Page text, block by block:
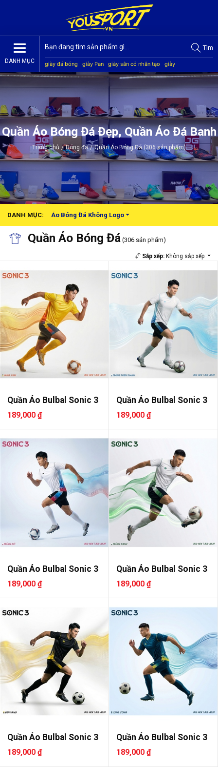
DANH MỤC
Tìm
giày đá bóng giày Pan giày sân cỏ nhân tạo
giày
Jogarbola
giày Mitre giày Akka quần áo bóng đá
giày
Quần Áo Bóng Đá Đẹp, Quần Áo Đá Banh
Trang chủ / Bóng đá / Quần Áo Bóng Đá (306 sản phẩm)
DANH MỤC: Áo Bóng Đá Không Logo
Quần Áo Bóng Đá (306 sản phẩm)
Sắp xếp:Không sắp xếp
Quần Áo Bulbal Sonic 3
189,000 ₫
Quần Áo Bulbal Sonic 3
189,000 ₫
Quần Áo Bulbal Sonic 3
189,000 ₫
Quần Áo Bulbal Sonic 3
189,000 ₫
Quần Áo Bulbal Sonic 3
189,000 ₫
Quần Áo Bulbal Sonic 3
189,000 ₫